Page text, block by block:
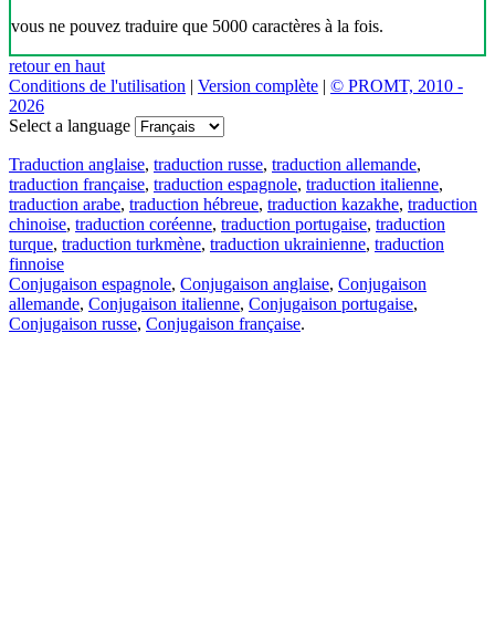
vous ne pouvez traduire que 5000 caractères à la fois.
retour en haut
Conditions de l'utilisation | Version complète | © PROMT, 2010 -
2026
Select a language
Traduction anglaise, traduction russe, traduction allemande,
traduction française, traduction espagnole, traduction italienne,
traduction arabe, traduction hébreue, traduction kazakhe, traduction
chinoise, traduction coréenne, traduction portugaise, traduction
turque, traduction turkmène, traduction ukrainienne, traduction
finnoise
Conjugaison espagnole, Conjugaison anglaise, Conjugaison
allemande, Conjugaison italienne, Conjugaison portugaise,
Conjugaison russe, Conjugaison française.